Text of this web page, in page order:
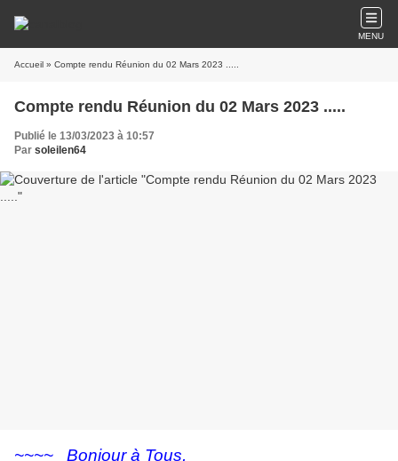
MENU
Accueil » Compte rendu Réunion du 02 Mars 2023 .....
Compte rendu Réunion du 02 Mars 2023 .....
Publié le 13/03/2023 à 10:57
Par soleilen64
~~~~ Bonjour à Tous,